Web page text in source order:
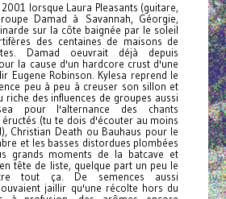
lorsque Laura Pleasants (guitare,
Damad à Savannah, Géorgie,
sur la côte baignée par le soleil
des centaines de maisons de
Damad oeuvrait déjà depuis
la cause d'un hardcore crust d'une
Eugene Robinson. Kylesa reprend le
peu à peu à creuser son sillon et
des influences de groupes aussi
pour l'alternance des chants
(tu te dois d'écouter au moins
Christian Death ou Bauhaus pour le
et les basses distordues plombées
grands moments de la batcave et
tête de liste, quelque part un peu le
tout ça. De semences aussi
jaillir qu'une récolte hors du